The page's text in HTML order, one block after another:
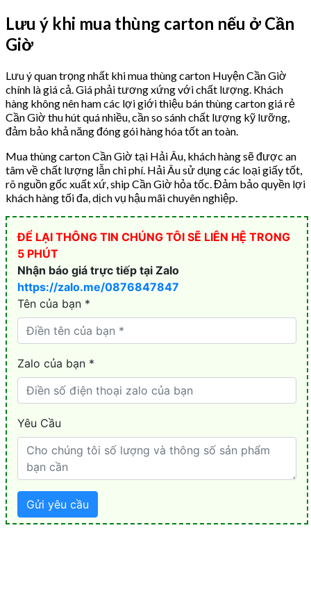
Lưu ý khi mua thùng carton nếu ở Cần
Giờ
Lưu ý quan trọng nhất khi mua thùng carton Huyện Cần Giờ
chính là giá cả. Giá phải tương xứng với chất lượng. Khách
hàng không nên ham các lợi giới thiệu bán thùng carton giá rẻ
Cần Giờ thu hút quá nhiều, cần so sánh chất lượng kỹ lưỡng,
đảm bảo khả năng đóng gói hàng hóa tốt an toàn.
Mua thùng carton Cần Giờ tại Hải Âu, khách hàng sẽ được an
tâm về chất lượng lẫn chi phí. Hải Âu sử dụng các loại giấy tốt,
rõ nguồn gốc xuất xứ, ship Cần Giờ hỏa tốc. Đảm bảo quyền lợi
khách hàng tối đa, dịch vụ hậu mãi chuyên nghiệp.